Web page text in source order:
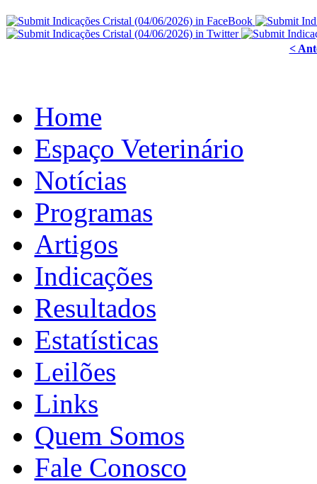
<
Home
Espaço Veterinário
Notícias
Programas
Artigos
Indicações
Resultados
Estatísticas
Leilões
Links
Quem Somos
Fale Conosco